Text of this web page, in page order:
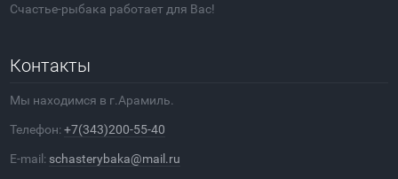
Счастье-рыбака работает для Вас!
Контакты
Мы находимся в г.Арамиль.
Телефон:+7(343)200-55-40
E-mail: schasterybaka@mail.ru